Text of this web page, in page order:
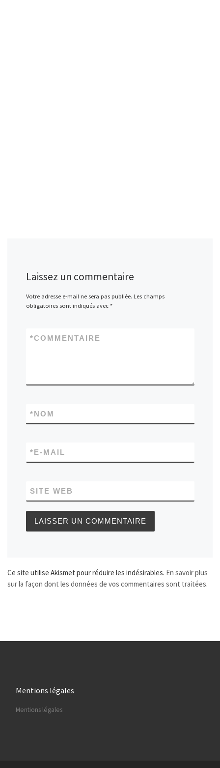
Laissez un commentaire
Votre adresse e-mail ne sera pas publiée. Les champs
obligatoires sont indiqués avec *
COMMENTAIRE
*
NOM
*
E-MAIL
*
SITE WEB
Ce site utilise Akismet pour réduire les indésirables. En savoir plus
sur la façon dont les données de vos commentaires sont traitées.
Mentions légales
Mentions légales